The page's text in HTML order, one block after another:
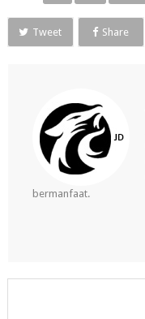
Tweet Share
bermanfaat.